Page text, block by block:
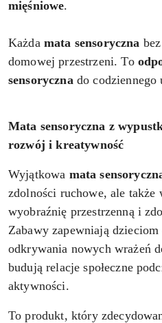
mięśniowe.
Każda mata sensoryczna
domowej przestrzeni. To
sensorycznado codziennego
Mata sensoryczna z
rozwój i kreatywność
Wyjątkowa mata
zdolności ruchowe, ale także
wyobraźnię przestrzenną i
Zabawy zapewniają
odkrywania nowych wrażeń
budują relacje społeczne
aktywności.
To produkt, który